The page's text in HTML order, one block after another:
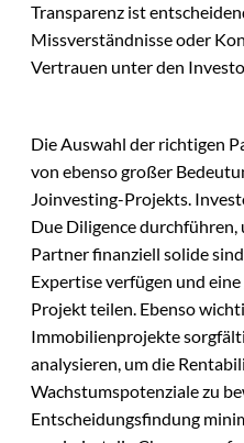
Transparenz ist
Missverständnisse oder
Vertrauen unter den
Die Auswahl der richtigen
von ebenso großer
Joinvesting-Projekts.
Due Diligence durchführen,
Partner finanziell solide
Expertise verfügen und
Projekt teilen. Ebenso
Immobilienprojekte
analysieren, um die
Wachstumspotenziale zu
Entscheidungsfindung